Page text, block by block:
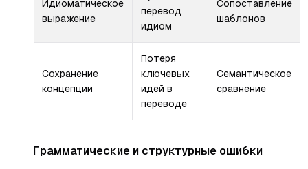
Идиоматическое
выражение
перевод
идиом
Сопоставление
шаблонов
Сохранение
концепции
Потеря
ключевых
идей в
переводе
Семантическое
сравнение
Грамматические и структурные ошибки